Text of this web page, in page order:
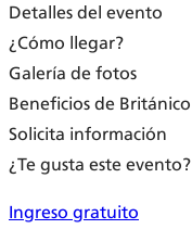
Detalles del evento
¿Cómo llegar?
Galería de fotos
Beneficios de Británico
Solicita información
¿Te gusta este evento?
Ingreso gratuito